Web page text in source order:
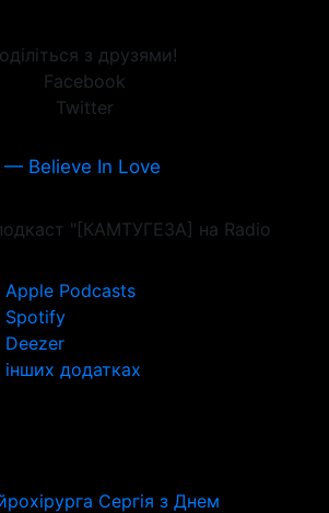
з друзями!
Facebook
Twitter
— Believe In Love
"[КАМТУГЕЗА] на Radio
Apple Podcasts
Spotify
Deezer
додатках
Сергія з Днем